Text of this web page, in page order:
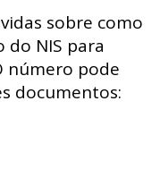
sobre como
NIS para
número pode
documentos: